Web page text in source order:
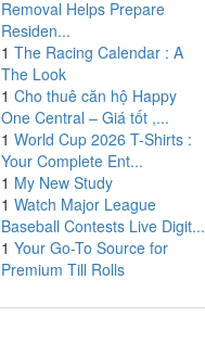
Removal Helps Prepare
Residen...
1 The Racing Calendar : A
The Look
1 Cho thuê căn hộ Happy
One Central – Giá tốt ,...
1 World Cup 2026 T-Shirts :
Your Complete Ent...
1 My New Study
1 Watch Major League
Baseball Contests Live Digit...
1 Your Go-To Source for
Premium Till Rolls